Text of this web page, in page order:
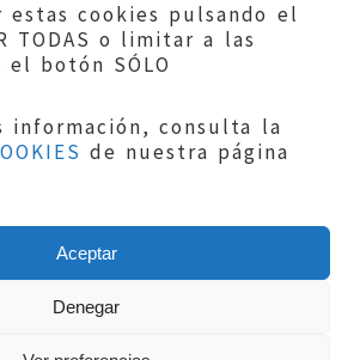
estas cookies pulsando el
TODAS o limitar a las
el botón SÓLO
información, consulta la
de nuestra página
Aceptar
Denegar
|Política de privacidad|
Datos
de cookies
El Justicia de Aragón|
Sephor Consulting